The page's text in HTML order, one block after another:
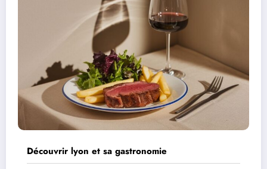
Découvrir lyon et sa gastronomie